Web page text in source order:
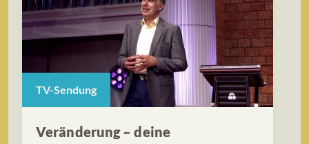
TV-Sendung
Veränderung – deine